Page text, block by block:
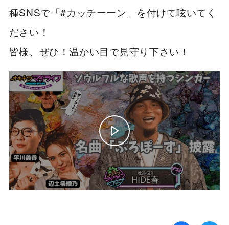
種SNSで「#カッチーーン」を付けて呟いてく
ださい！
皆様、ぜひ！温かい目で見守り下さい！